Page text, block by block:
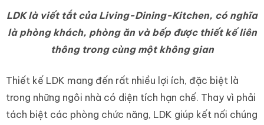
LDK là viết tắt của Living-Dining-Kitchen, có nghĩa
là phòng khách, phòng ăn và bếp được thiết kế liên
thông trong cùng một không gian
Thiết kế LDK mang đến rất nhiều lợi ích, đặc biệt là
trong những ngôi nhà có diện tích hạn chế. Thay vì phải
tách biệt các phòng chức năng, LDK giúp kết nối chúng